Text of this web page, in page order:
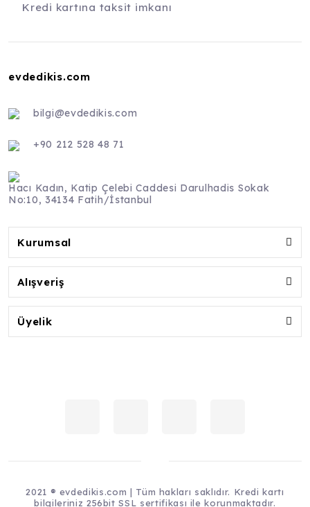
Kredi kartına taksit imkanı
evdedikis.com
bilgi@evdedikis.com
+90 212 528 48 71
Hacı Kadın, Katip Çelebi Caddesi Darulhadis Sokak
No:10, 34134 Fatih/İstanbul
Kurumsal
Alışveriş
Üyelik
2021 ® evdedikis.com | Tüm hakları saklıdır. Kredi kartı
bilgileriniz 256bit SSL sertifikası ile korunmaktadır.